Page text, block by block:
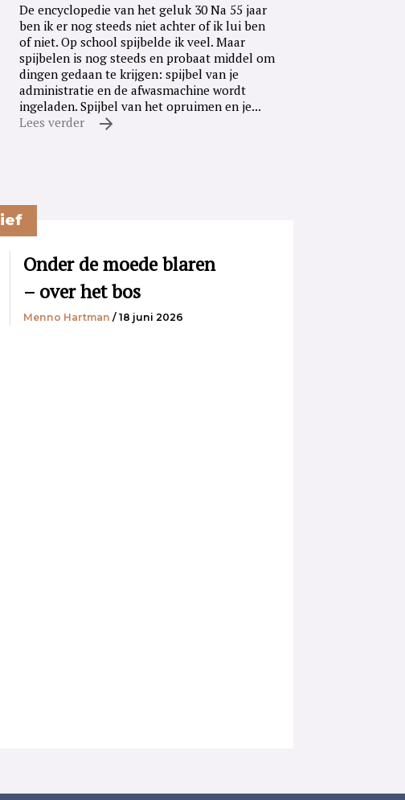
De encyclopedie van het geluk 30 Na 55 jaar
ben ik er nog steeds niet achter of ik lui ben
of niet. Op school spijbelde ik veel. Maar
spijbelen is nog steeds en probaat middel om
dingen gedaan te krijgen: spijbel van je
administratie en de afwasmachine wordt
ingeladen. Spijbel van het opruimen en je...
Lees verder
Onder de moede blaren
– over het bos
Menno Hartman / 18 juni 2026